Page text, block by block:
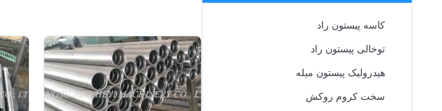
کاسه پیستون راد
توخالی پیستون راد
هیدرولیک پیستون میله
سخت کروم روکش